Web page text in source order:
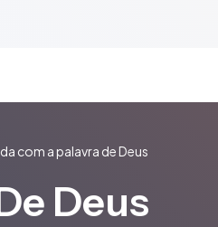
com a palavra de Deus
Deus